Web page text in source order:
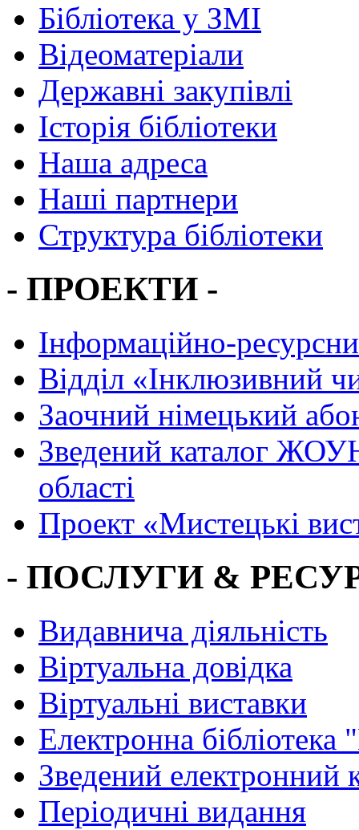
Бібліотека у ЗМІ
Відеоматеріали
Державні закупівлі
Історія бібліотеки
Наша адреса
Наші партнери
Структура бібліотеки
- ПРОЕКТИ -
Інформаційно-
Вiддiл «Інклюзивний
Заочний німецький
Зведений каталог
області
Проект «Мистецькі
- ПОСЛУГИ &
Видавнича діяльність
Віртуальна довідка
Віртуальні виставки
Електронна
Зведений електронний
Періодичні видання